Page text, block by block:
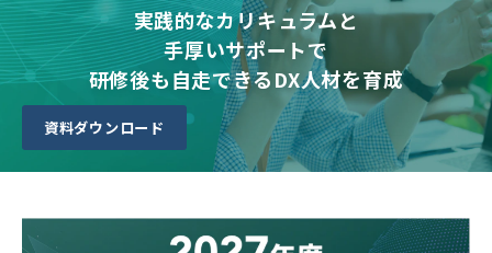
パートナー募集
実践的なカリキュラムと
手厚いサポートで
研修後も自走できるDX人材を育成
資料ダウンロード